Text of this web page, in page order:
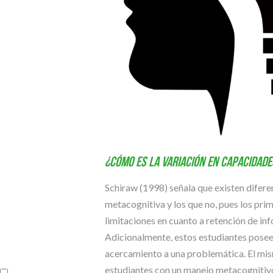
¿Cómo es la variación en
Schiraw (1998) señala que existen
metacognitiva y los que no, pues los
limitaciones en cuanto a retención de
Adicionalmente, estos estudiantes
acercamiento a una problemática. El
estudiantes con un manejo